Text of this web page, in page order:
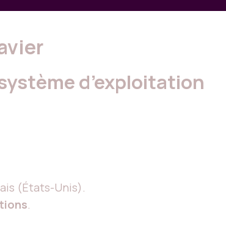
d’exploitation
(États-Unis).
.